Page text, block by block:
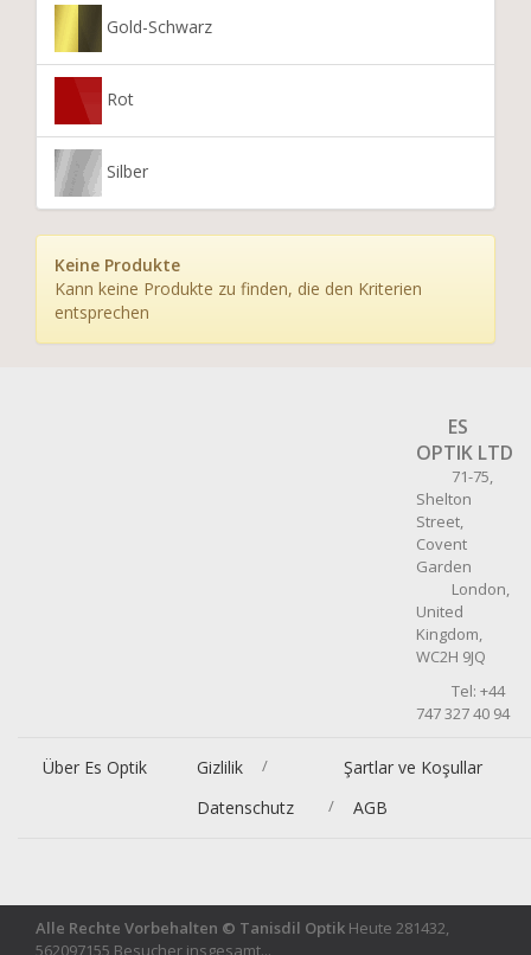
Gold-Schwarz
Rot
Silber
Keine Produkte
Kann keine Produkte zu finden, die den Kriterien
entsprechen
ES
OPTIK LTD
71-75,
Shelton
Street,
Covent
Garden
London,
United
Kingdom,
WC2H 9JQ
Tel: +44
747 327 40 94
Über Es Optik Gizlilik /
Datenschutz
Şartlar ve Koşullar
/ AGB
Alle Rechte Vorbehalten © Tanisdil Optik Heute 281432,
562097155 Besucher insgesamt...